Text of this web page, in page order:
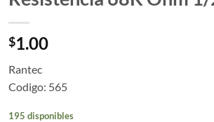
$1.00
Rantec
Codigo: 565
195 disponibles